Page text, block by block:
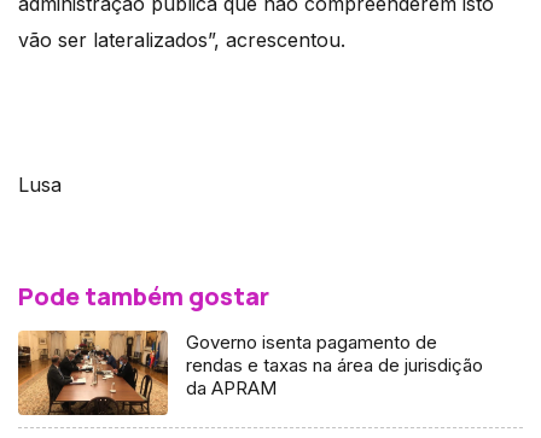
vão ser lateralizados”, acrescentou.
Lusa
Pode também gostar
Governo isenta pagamento de
rendas e taxas na área de jurisdição
da APRAM